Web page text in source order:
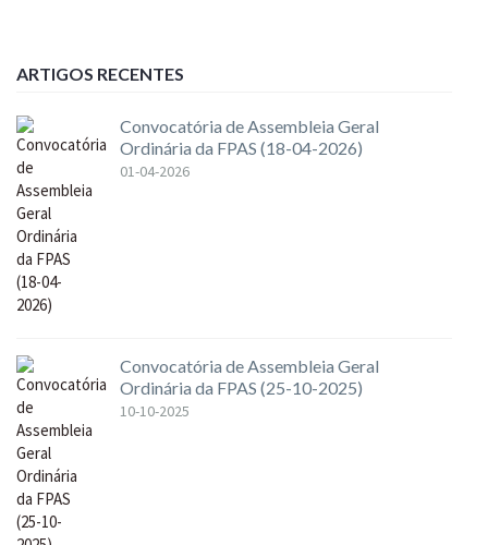
ARTIGOS RECENTES
Convocatória de Assembleia Geral
Ordinária da FPAS (18-04-2026)
01-04-2026
Convocatória de Assembleia Geral
Ordinária da FPAS (25-10-2025)
10-10-2025